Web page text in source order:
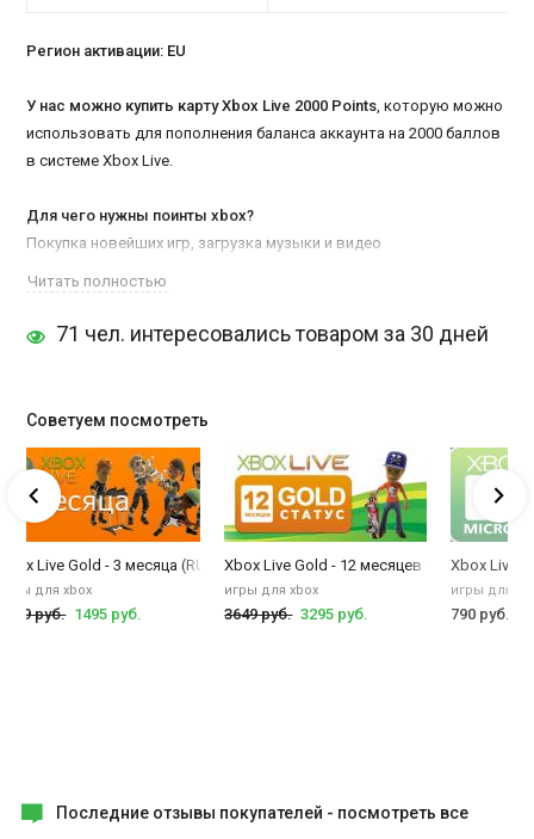
Регион активации: EU
У нас можно купить карту Xbox Live 2000 Points, которую можно
использовать для пополнения баланса аккаунта на 2000 баллов
в системе Xbox Live.
Для чего нужны поинты xbox?
Покупка новейших игр, загрузка музыки и видео
Новые игровые уровни, карты и разные дополнения(DLC) к
играм
широкие мультимедиа возможности. В настоящее время это
единственный сервис онлайн-игр на консолях, вынуждающий
пользователей производить оплату, чтобы играть сетевые
игры.
Windows Live Messenger позволяет пользователям Xbox Live, PC,
и Windows Mobile общаться. Это позволяет общаться до 8
человек одновременно, во время игр, прослушивания музыки и
просмотре фильмов.
Читать полностью
71 чел. интересовались товаром за 30 дней
Советуем посмотреть
Продление
Live Gold - 3 месяца (RU)
для xbox
руб. 1495 руб.
Xbox Live Gold - 12 месяцев (RU)
игры для xbox
3649 руб. 3295 руб.
Xbox Live
игры для
790 руб.
Последние отзывы покупателей - посмотреть все